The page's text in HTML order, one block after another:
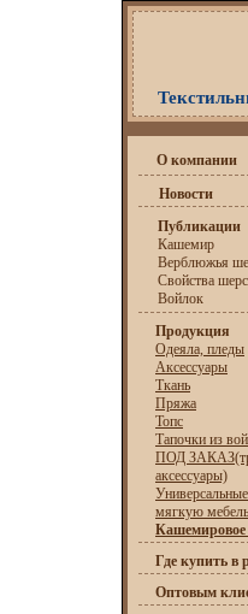
О компании
Новости
Публикации
Кашемир
Верблюжья
Свойства
Войлок
Продукция
Одеяла, пледы
Аксессуары
Ткань
Пряжа
Топс
Тапочки из
ПОД
аксессуары)
мягкую мебель
Кашемировое
Где купить в
Оптовым